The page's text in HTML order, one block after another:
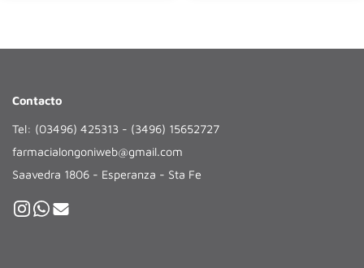
Contacto
Tel: (03496) 425313 - (3496) 15652727
farmacialongoniweb@gmail.com
Saavedra 1806 - Esperanza - Sta Fe